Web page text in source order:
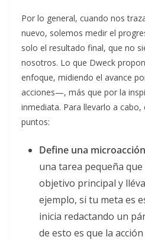
Por lo general, cuando nos
nuevo, solemos medir el
solo el resultado final, que no
nosotros. Lo que Dweck
enfoque, midiendo el avance
acciones—, más que por la
inmediata. Para llevarlo a
puntos:
Define una
una tarea pequeña
objetivo principal y
ejemplo, si tu meta es
inicia redactando un
de esto es que la